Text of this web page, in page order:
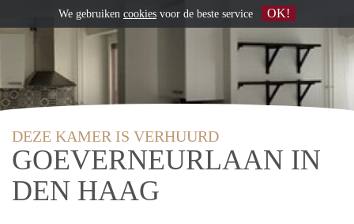
DEZE KAMER IS VERHUURD
GOEVERNEURLAAN IN
DEN HAAG
We gebruiken cookies voor de beste service OK!